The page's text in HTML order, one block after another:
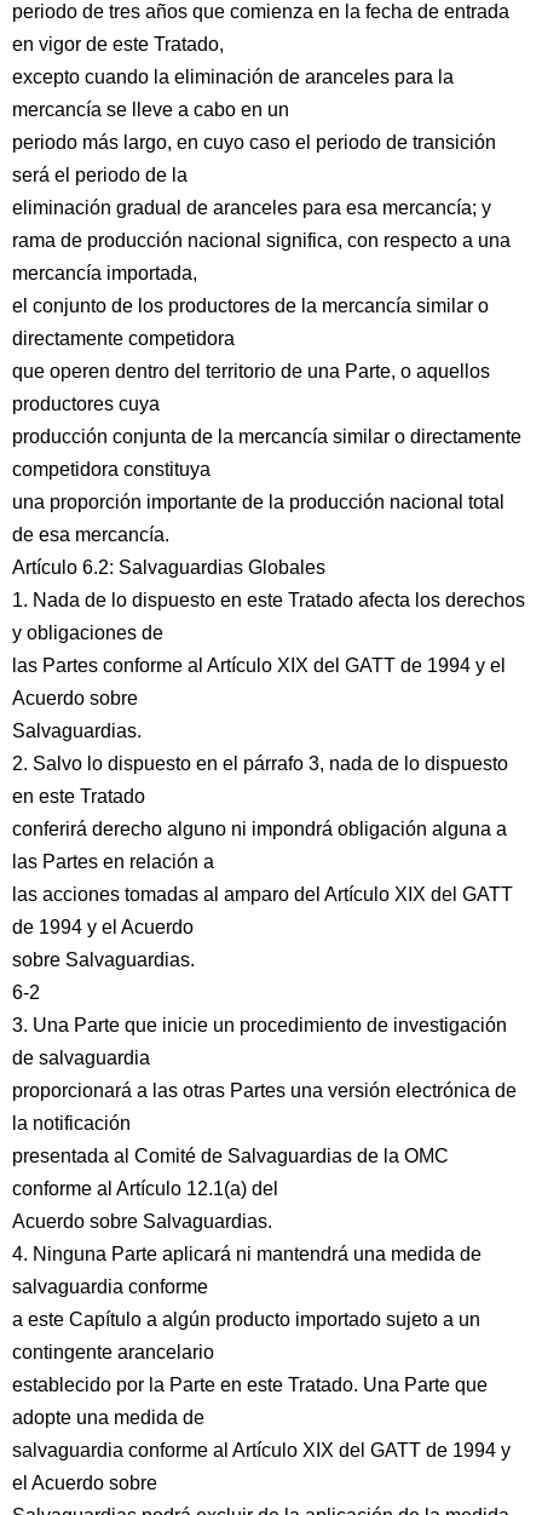
periodo de tres años que comienza en la fecha de entrada
en vigor de este Tratado,
excepto cuando la eliminación de aranceles para la
mercancía se lleve a cabo en un
periodo más largo, en cuyo caso el periodo de transición
será el periodo de la
eliminación gradual de aranceles para esa mercancía; y
rama de producción nacional significa, con respecto a una
mercancía importada,
el conjunto de los productores de la mercancía similar o
directamente competidora
que operen dentro del territorio de una Parte, o aquellos
productores cuya
producción conjunta de la mercancía similar o directamente
competidora constituya
una proporción importante de la producción nacional total
de esa mercancía.
Artículo 6.2: Salvaguardias Globales
1. Nada de lo dispuesto en este Tratado afecta los derechos
y obligaciones de
las Partes conforme al Artículo XIX del GATT de 1994 y el
Acuerdo sobre
Salvaguardias.
2. Salvo lo dispuesto en el párrafo 3, nada de lo dispuesto
en este Tratado
conferirá derecho alguno ni impondrá obligación alguna a
las Partes en relación a
las acciones tomadas al amparo del Artículo XIX del GATT
de 1994 y el Acuerdo
sobre Salvaguardias.
6-2
3. Una Parte que inicie un procedimiento de investigación
de salvaguardia
proporcionará a las otras Partes una versión electrónica de
la notificación
presentada al Comité de Salvaguardias de la OMC
conforme al Artículo 12.1(a) del
Acuerdo sobre Salvaguardias.
4. Ninguna Parte aplicará ni mantendrá una medida de
salvaguardia conforme
a este Capítulo a algún producto importado sujeto a un
contingente arancelario
establecido por la Parte en este Tratado. Una Parte que
adopte una medida de
salvaguardia conforme al Artículo XIX del GATT de 1994 y
el Acuerdo sobre